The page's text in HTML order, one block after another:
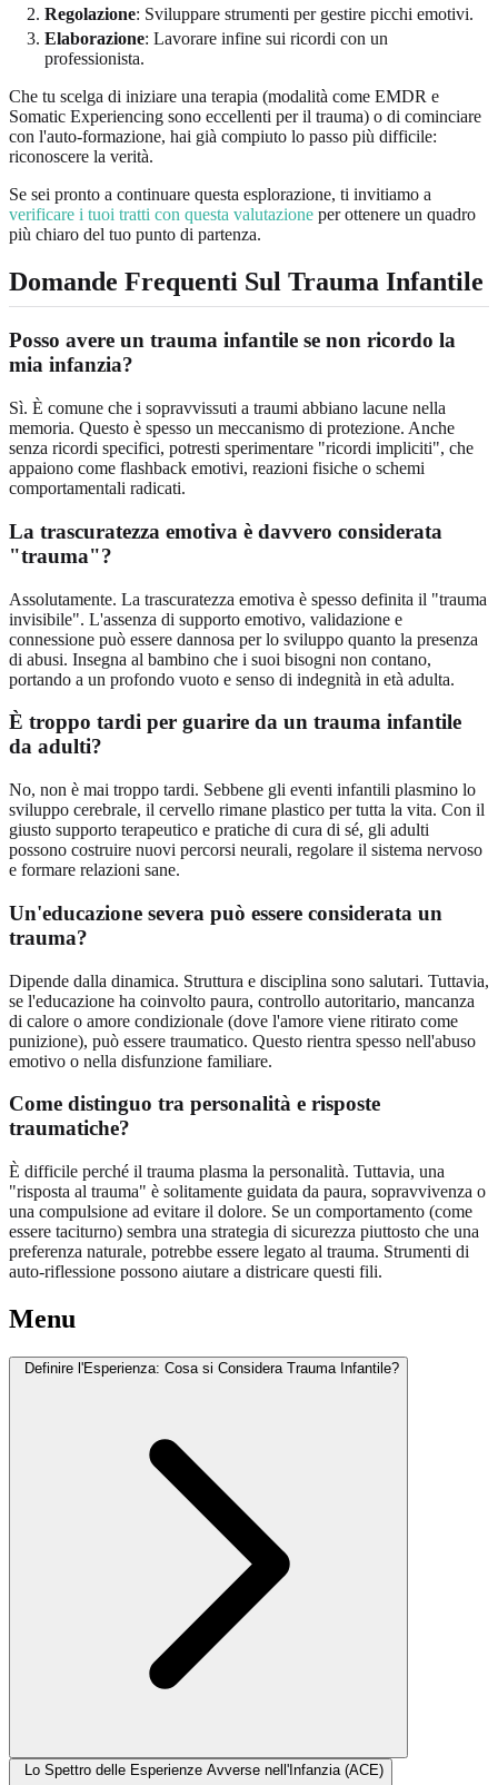
Regolazione: Sviluppare strumenti per gestire picchi emotivi.
Elaborazione: Lavorare infine sui ricordi con un
professionista.
Che tu scelga di iniziare una terapia (modalità come EMDR e
Somatic Experiencing sono eccellenti per il trauma) o di cominciare
con l'auto-formazione, hai già compiuto lo passo più difficile:
riconoscere la verità.
Se sei pronto a continuare questa esplorazione, ti invitiamo a
verificare i tuoi tratti con questa valutazione per ottenere un quadro
più chiaro del tuo punto di partenza.
Domande Frequenti Sul Trauma Infantile
Posso avere un trauma infantile se non ricordo la
mia infanzia?
Sì. È comune che i sopravvissuti a traumi abbiano lacune nella
memoria. Questo è spesso un meccanismo di protezione. Anche
senza ricordi specifici, potresti sperimentare "ricordi impliciti", che
appaiono come flashback emotivi, reazioni fisiche o schemi
comportamentali radicati.
La trascuratezza emotiva è davvero considerata
"trauma"?
Assolutamente. La trascuratezza emotiva è spesso definita il "trauma
invisibile". L'assenza di supporto emotivo, validazione e
connessione può essere dannosa per lo sviluppo quanto la presenza
di abusi. Insegna al bambino che i suoi bisogni non contano,
portando a un profondo vuoto e senso di indegnità in età adulta.
È troppo tardi per guarire da un trauma infantile
da adulti?
No, non è mai troppo tardi. Sebbene gli eventi infantili plasmino lo
sviluppo cerebrale, il cervello rimane plastico per tutta la vita. Con il
giusto supporto terapeutico e pratiche di cura di sé, gli adulti
possono costruire nuovi percorsi neurali, regolare il sistema nervoso
e formare relazioni sane.
Un'educazione severa può essere considerata un
trauma?
Dipende dalla dinamica. Struttura e disciplina sono salutari. Tuttavia,
se l'educazione ha coinvolto paura, controllo autoritario, mancanza
di calore o amore condizionale (dove l'amore viene ritirato come
punizione), può essere traumatico. Questo rientra spesso nell'abuso
emotivo o nella disfunzione familiare.
Come distinguo tra personalità e risposte
traumatiche?
È difficile perché il trauma plasma la personalità. Tuttavia, una
"risposta al trauma" è solitamente guidata da paura, sopravvivenza o
una compulsione ad evitare il dolore. Se un comportamento (come
essere taciturno) sembra una strategia di sicurezza piuttosto che una
preferenza naturale, potrebbe essere legato al trauma. Strumenti di
auto-riflessione possono aiutare a districare questi fili.
Menu
Definire l'Esperienza: Cosa si Considera Trauma Infantile?
Lo Spettro delle Esperienze Avverse nell'Infanzia (ACE)